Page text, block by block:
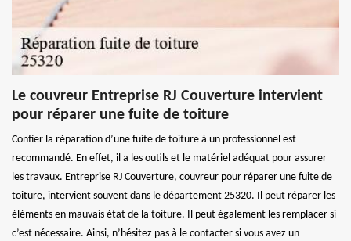
Le couvreur Entreprise RJ Couverture intervient
pour réparer une fuite de toiture
Confier la réparation d’une fuite de toiture à un professionnel est
recommandé. En effet, il a les outils et le matériel adéquat pour assurer
les travaux. Entreprise RJ Couverture, couvreur pour réparer une fuite de
toiture, intervient souvent dans le département 25320. Il peut réparer les
éléments en mauvais état de la toiture. Il peut également les remplacer si
c’est nécessaire. Ainsi, n’hésitez pas à le contacter si vous avez un